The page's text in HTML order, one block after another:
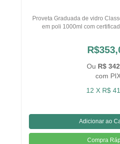
Proveta Graduada de vidro
em poli 1000ml com
Ou R$
com
12 X R$